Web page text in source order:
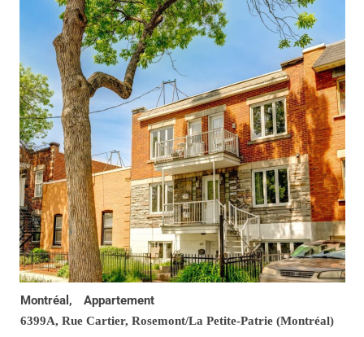
Montréal, Appartement
6399A, Rue Cartier, Rosemont/La Petite-Patrie (Montréal)